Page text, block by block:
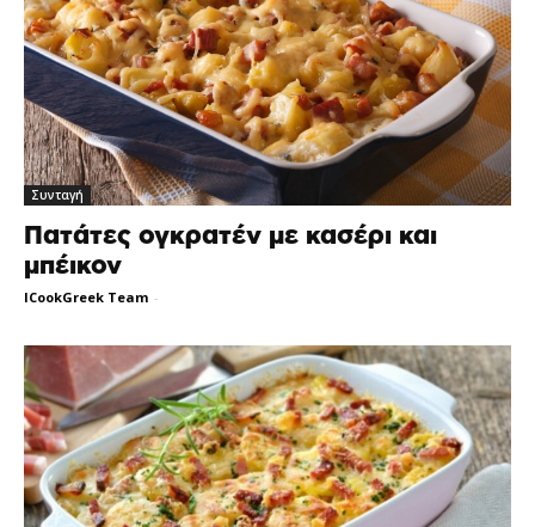
Συνταγή
Πατάτες ογκρατέν με κασέρι και
μπέικον
ICookGreek Team -